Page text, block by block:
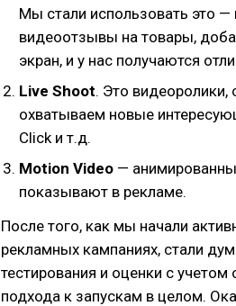
Мы стали использовать это —
видеоотзывы на товары,
экран, и у нас получаются
Live Shoot. Это
охватываем новые
Click и т.д.
Motion Video —
показывают в рекламе.
После того, как мы начали
рекламных кампаниях, стали
тестирования и оценки с
подхода к запускам в целом.